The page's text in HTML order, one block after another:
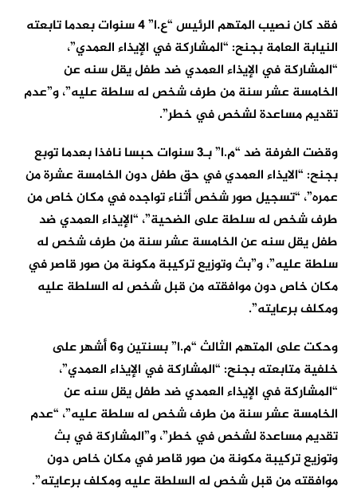
فقد كان نصيب المتهم الرئيس “ع.ا” 4 سنوات بعدما تابعته
النيابة العامة بجنح: “المشاركة في الإيذاء العمدي”،
“المشاركة في الإيذاء العمدي ضد طفل يقل سنه عن
الخامسة عشر سنة من طرف شخص له سلطة عليه”، و”عدم
تقديم مساعدة لشخص في خطر”.
وقضت الغرفة ضد “م.ا” بـ3 سنوات حبسا نافذا بعدما توبع
بجنح: “الايذاء العمدي في حق طفل دون الخامسة عشرة من
عمره”، “تسجيل صور شخص أثناء تواجده في مكان خاص من
طرف شخص له سلطة على الضحية”، “الإيذاء العمدي ضد
طفل يقل سنه عن الخامسة عشر سنة من طرف شخص له
سلطة عليه”، و”بث وتوزيع تركيبة مكونة من صور قاصر في
مكان خاص دون موافقته من قبل شخص له السلطة عليه
ومكلف برعايته”.
وحكت على المتهم الثالث “م.ا” بسنتين و6 أشهر على
خلفية متابعته بجنح: “المشاركة في الإيذاء العمدي”،
“المشاركة في الإيذاء العمدي ضد طفل يقل سنه عن
الخامسة عشر سنة من طرف شخص له سلطة عليه”، “عدم
تقديم مساعدة لشخص في خطر”، و”المشاركة في بث
وتوزيع تركيبة مكونة من صور قاصر في مكان خاص دون
موافقته من قبل شخص له السلطة عليه ومكلف برعايته”.